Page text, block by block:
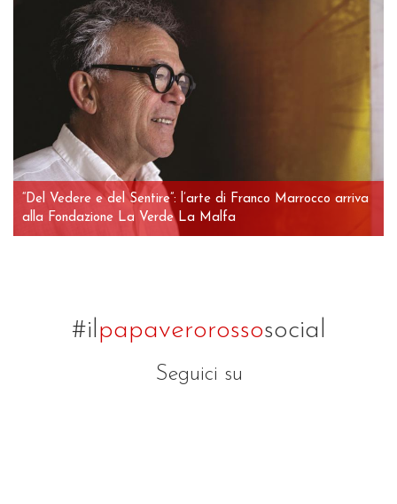
“Del Vedere e del Sentire”: l’arte di Franco Marrocco arriva
alla Fondazione La Verde La Malfa
#ilpapaverorossosocial
Seguici su